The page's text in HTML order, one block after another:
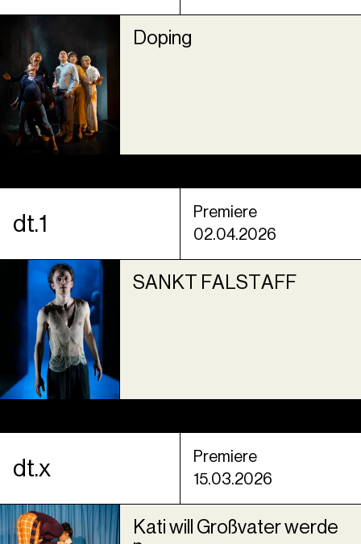
Doping
dt.1
Premiere
02.04.2026
SANKT FALSTAFF
dt.x
Premiere
15.03.2026
Kati will Großvater werde